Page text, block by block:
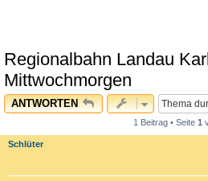
Regionalbahn Landau
Mittwochmorgen
ANTWORTEN
1 Beitrag • Seite 1
Schlüter